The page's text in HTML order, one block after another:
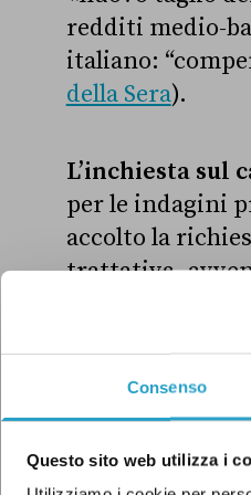
Consenso
Questo sito web utilizza i
redditi medio-
italiano:
della Sera).
L’inchiesta sul
per le indagini
accolto la
trattativa,
russi. La